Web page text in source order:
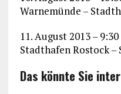
Warnemünde –
11. August 2013 –
Stadthafen Rostock
Das könnte Sie